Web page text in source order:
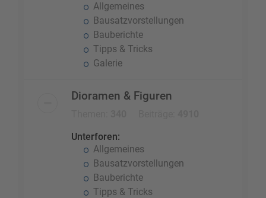
Allgemeines
Bausatzvorstellungen
Bauberichte
Tipps & Tricks
Galerie
Dioramen & Figuren
Unterforen:
Allgemeines
Bausatzvorstellungen
Bauberichte
Tipps & Tricks